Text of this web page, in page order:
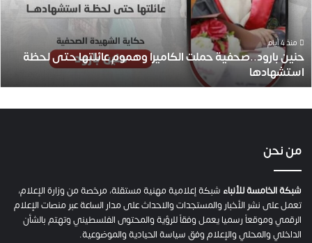
.
منذ 4 أيام
حنين بارود..صحفية حملت الكاميرا وهموم عائلتها حتى لحظة
استشهادها
من نحن
شبكة الخامسة للأنباء شبكة إعلامية مهنية مستقلة، مرخصة من وزارة الإعلام،
تعمل على نشر الأخبار والمستجدات والاحداث على مدار الساعة عبر منصات الإعلام
الرقمي وموقعاً رسميا يعمل وفقاً للرؤية والمحتوى الفلسطيني وتهتم بالشأن
الداخلي والمحلي والإعلام وفق سياسة الحيادية والموضوعية.